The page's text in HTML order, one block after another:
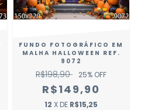
FUNDO FOTOGRÁFICO EM
MALHA HALLOWEEN REF.
9072
R$198,90 25% OFF
R$149,90
12 X DE R$15,25